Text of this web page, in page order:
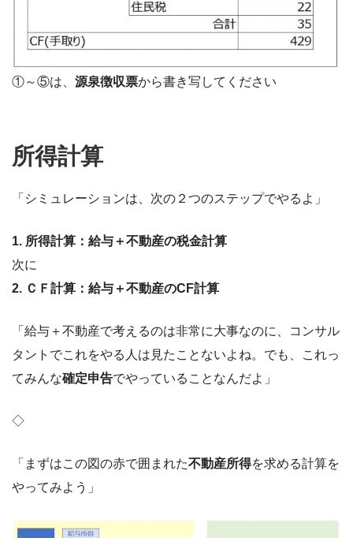
①～⑤は、 源泉徴収票から書き写してください
所得計算
「シミュレーションは、次の２つのステップでやるよ」
1. 所得計算：給与＋不動産の税金計算
次に
2. ＣＦ計算：給与＋不動産のCF計算
「給与＋不動産で考えるのは非常に大事なのに、コンサル
タントでこれをやる人は見たことないよね。でも、これっ
てみんな確定申告でやっていることなんだよ」
◇
「まずはこの図の赤で囲まれた不動産所得を求める計算を
やってみよう」